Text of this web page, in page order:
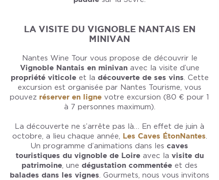
LA VISITE DU VIGNOBLE NANTAIS EN
MINIVAN
Nantes Wine Tour vous propose de découvrir le
Vignoble Nantais en minivanavec la visite d’une
propriété viticoleet la découverte de ses vins. Cette
excursion est organisée par Nantes Tourisme, vous
pouvez réserver en ligne votre excursion (80 € pour 1
à 7 personnes maximum).
La découverte ne s’arrête pas là… En effet de juin à
octobre, a lieu chaque année, Les Caves ÉtonNantes.
Un programme d’animations dans les caves
touristiques du vignoble de Loireavec la visite du
patrimoine, une dégustation commentée et des
balades dans les vignes. Gourmets, nous vous invitons